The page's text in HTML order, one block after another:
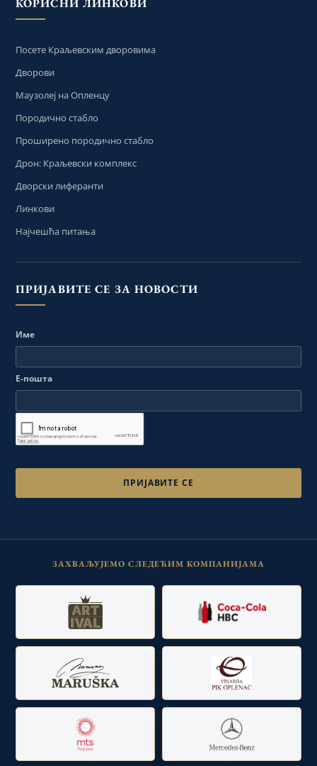
Посете Краљевским дворовима
Дворови
Маузолеј на Опленцу
Породично стабло
Проширено породично стабло
Дрон: Краљевски комплекс
Дворски лиферанти
Линкови
Најчешћа питања
ПРИЈАВИТЕ СЕ ЗА НОВОСТИ
Име
Е-пошта
ЗАХВАЉУЈЕМО СЛЕДЕЋИМ КОМПАНИЈАМА